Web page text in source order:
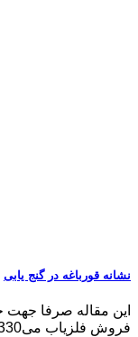
نشانه قورباغه در گنج یابی
این مقاله صرفا جهت
فروش فلزیاب می09102191330